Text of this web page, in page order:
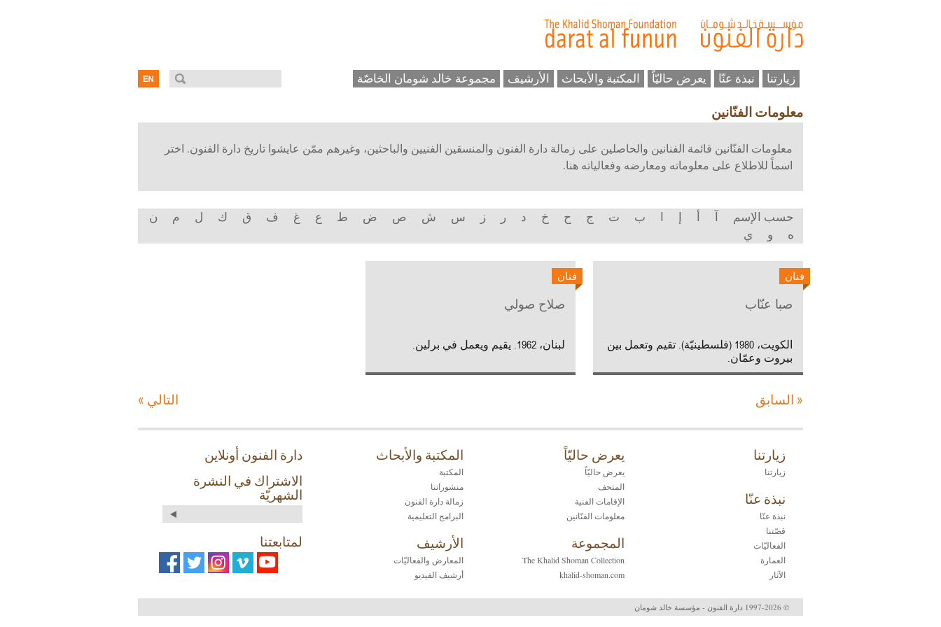
زيارتنا نبذة عنّا يعرض حاليّاً المكتبة والأبحاث الأرشيف مجموعة خالد شومان الخاصّة
معلومات الفنّانين
معلومات الفنّانين قائمة الفنانين والحاصلين على زمالة دارة الفنون والمنسقين الفنيين والباحثين، وغيرهم ممّن عايشوا تاريخ دارة الفنون. اختر
اسماً للاطلاع على معلوماته ومعارضه وفعالياته هنا.
حسب الإسم آ أ إ ا ب ت ج ح خ د ر ز س ش ص ض ط ع غ ف ق ك ل م
ن
ه
و ي
فنان
صبا عنّاب
الكويت، 1980 (فلسطينيّة). تقيم وتعمل بين
بيروت وعمّان.
فنان
صلاح صولي
لبنان، 1962. يقيم ويعمل في برلين.
« السابق التالي »
زيارتنا
زيارتنا
نبذة عنّا
نبذة عنّا
قصّتنا
الفعاليّات
العمارة
الآثار
يعرض حاليّاً
يعرض حاليّاً
المتحف
الإقامات الفنية
معلومات الفنّانين
المجموعة
The Khalid Shoman Collection
khalid-shoman.com
المكتبة والأبحاث
المكتبة
منشوراتنا
زمالة دارة الفنون
البرامج التعليمية
الأرشيف
المعارض والفعاليّات
أرشيف الفيديو
دارة الفنون أونلاين
الاشتراك في النشرة
الشهريّة
لمتابعتنا
© 1997-2026 دارة الفنون - مؤسسة خالد شومان